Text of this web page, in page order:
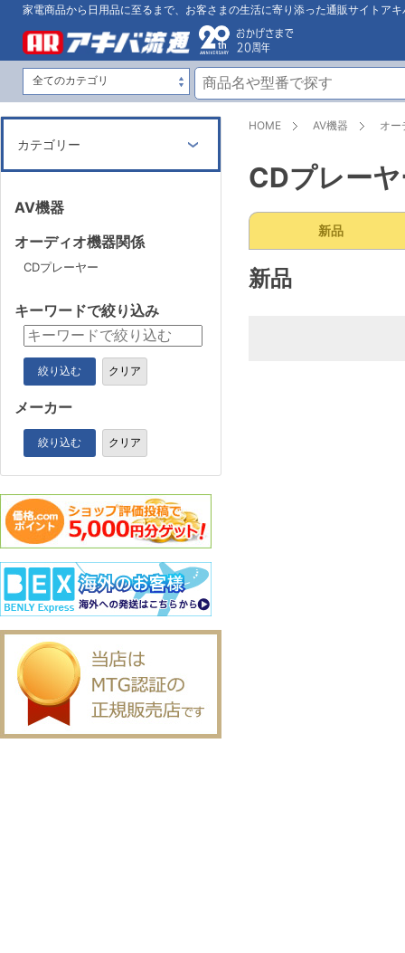
家電商品から日用品に至るまで、お客さまの生活に寄り添った通販サイトアキ
HOME AV機器 オー
CDプレー
新品
新品
カテゴリー
AV機器
オーディオ機器関係
CDプレーヤー
キーワードで絞り込み
絞り込む クリア
メーカー
絞り込む クリア